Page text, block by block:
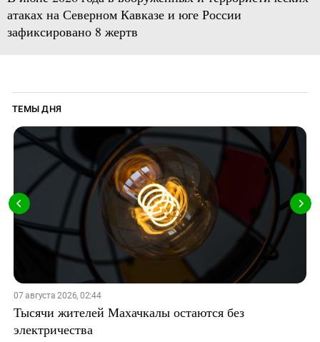
атаках на Северном Кавказе и юге России
зафиксировано 8 жертв
ТЕМЫ ДНЯ
07 августа 2026, 02:44
Тысячи жителей Махачкалы остаются без
электричества